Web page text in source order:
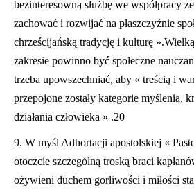
bezinteresowną służbę we współpracy
zachować i rozwijać na płaszczyźnie
chrześcijańską tradycję i kulturę
zakresie powinno być społeczne
trzeba upowszechniać, aby « treścią i
przepojone zostały kategorie myślenia,
działania człowieka » .20
9. W myśl Adhortacji apostolskiej «
otoczcie szczególną troską braci
ożywieni duchem gorliwości i miłości